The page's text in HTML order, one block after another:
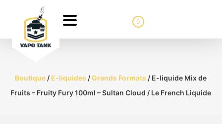
0
Boutique / E-liquides /Grands Formats / E-liquide Mix de
Fruits – Fruity Fury 100ml – Sultan Cloud / Le French Liquide